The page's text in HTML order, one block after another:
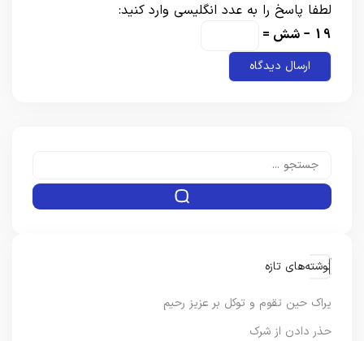
لطفا پاسخ را به عدد انگلیسی وارد کنید:
19 − شش =
نوشته‌های تازه
یراک حین تقوم و توکل بر عزیز رحیم
حذر دادن از شرک